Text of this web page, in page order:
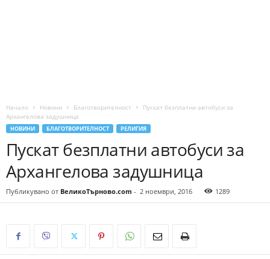
Начало Новини Благотворителност
Пускат безплатни автобуси за
Архангелова задушница
НОВИНИ БЛАГОТВОРИТЕЛНОСТ РЕЛИГИЯ
Пускат безплатни автобуси за
Архангелова задушница
Публикувано от ВеликоТърново.com - 2 ноември, 2016 1289